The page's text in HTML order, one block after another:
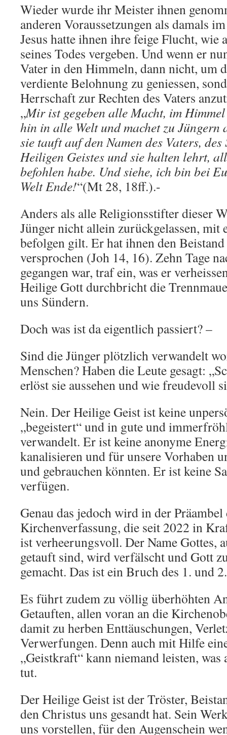
Wieder wurde ihr Meister ihnen
anderen Voraussetzungen als damals
Jesus hatte ihnen ihre feige Flucht,
seines Todes vergeben. Und wenn er
Vater in den Himmeln, dann nicht, um
verdiente Belohnung zu geniessen,
Herrschaft zur Rechten des Vaters
„Mir ist gegeben alle Macht, im
hin in alle Welt und machet zu
sie tauft auf den Namen des Vaters, des
Heiligen Geistes und sie halten lehrt,
befohlen habe. Und siehe, ich bin bei
Welt Ende!“(Mt 28, 18ff.).-
Anders als alle Religionsstifter dieser
Jünger nicht allein zurückgelassen, mit
befolgen gilt. Er hat ihnen den
versprochen (Joh 14, 16). Zehn Tage
gegangen war, traf ein, was er
Heilige Gott durchbricht die
uns Sündern.
Doch was ist da eigentlich passiert? –
Sind die Jünger plötzlich verwandelt
Menschen? Haben die Leute gesagt:
erlöst sie aussehen und wie freudevoll
Nein. Der Heilige Geist ist keine
„begeistert“ und in gute und
verwandelt. Er ist keine anonyme
kanalisieren und für unsere Vorhaben
und gebrauchen könnten. Er ist keine
verfügen.
Genau das jedoch wird in der Präambel
Kirchenverfassung, die seit 2022 in
ist verheerungsvoll. Der Name Gottes,
getauft sind, wird verfälscht und Gott
gemacht. Das ist ein Bruch des 1. und
Es führt zudem zu völlig überhöhten
Getauften, allen voran an die
damit zu herben Enttäuschungen,
Verwerfungen. Denn auch mit Hilfe
„Geistkraft“ kann niemand leisten,
tut.
Der Heilige Geist ist der Tröster,
den Christus uns gesandt hat. Sein
uns vorstellen, für den Augenschein